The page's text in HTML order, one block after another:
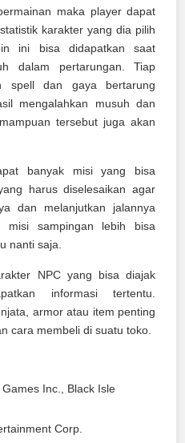
maka player dapat
karakter yang dia pilih
ini bisa didapatkan saat
dalam pertarungan. Tiap
spell dan gaya bertarung
mengalahkan musuh dan
tersebut juga akan
banyak misi yang bisa
harus diselesaikan agar
dan melanjutkan jalannya
sampingan lebih bisa
nanti saja.
NPC yang bisa diajak
informasi tertentu.
armor atau item penting
cara membeli di suatu toko.
Inc., Black Isle
Corp.